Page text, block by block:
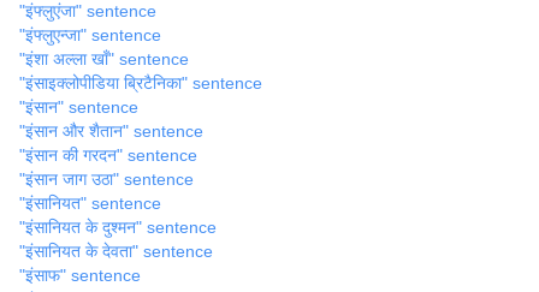
"इंफ्लुएंजा" sentence
"इंफ्लुएन्जा" sentence
"इंशा अल्ला खाँ" sentence
"इंसाइक्लोपीडिया ब्रिटैनिका" sentence
"इंसान" sentence
"इंसान और शैतान" sentence
"इंसान की गरदन" sentence
"इंसान जाग उठा" sentence
"इंसानियत" sentence
"इंसानियत के दुश्मन" sentence
"इंसानियत के देवता" sentence
"इंसाफ" sentence